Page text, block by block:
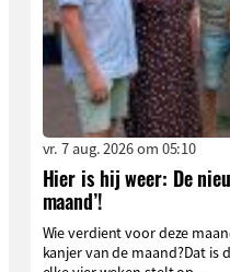
vr. 7 aug. 2026 om 05:10
Hier is hij weer: De
maand’!
Wie verdient voor deze
kanjer van de maand?Dat is